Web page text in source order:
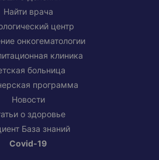
Найти врача
центр
онкогематологии
клиника
больница
программа
Новости
о здоровье
База знаний
Covid-19